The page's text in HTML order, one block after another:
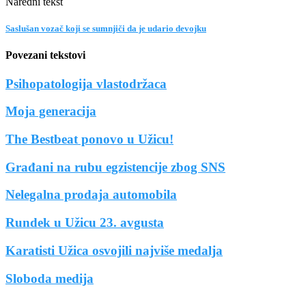
Saslušan vozač koji se sumnjiči da je udario devojku
Povezani tekstovi
Psihopatologija vlastodržaca
Moja generacija
The Bestbeat ponovo u Užicu!
Građani na rubu egzistencije zbog SNS
Nelegalna prodaja automobila
Rundek u Užicu 23. avgusta
Karatisti Užica osvojili najviše medalja
Sloboda medija